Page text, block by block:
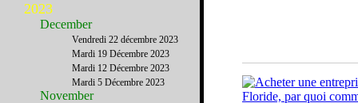
2023
December
Vendredi 22 décembre 2023
Mardi 19 Décembre 2023
Mardi 12 Décembre 2023
Mardi 5 Décembre 2023
November